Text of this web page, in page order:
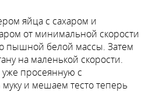
яйца с сахаром и
от минимальной скорости
пышной белой массы. Затем
на маленькой скорости.
просеянную с
и мешаем тесто теперь